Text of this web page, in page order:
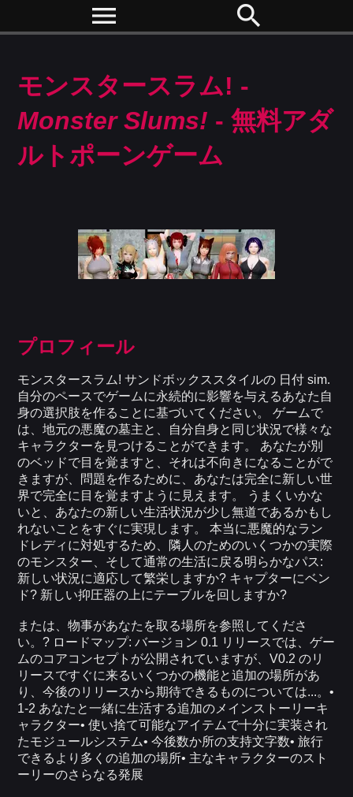
menu search
モンスタースラム! -
Monster Slums! - 無料アダ
ルトポーンゲーム
プロフィール
モンスタースラム! サンドボックススタイルの 日付 sim.
自分のペースでゲームに永続的に影響を与えるあなた自
身の選択肢を作ることに基づいてください。 ゲームで
は、地元の悪魔の墓主と、自分自身と同じ状況で様々な
キャラクターを見つけることができます。 あなたが別
のベッドで目を覚ますと、それは不向きになることがで
きますが、問題を作るために、あなたは完全に新しい世
界で完全に目を覚ますように見えます。 うまくいかな
いと、あなたの新しい生活状況が少し無道であるかもし
れないことをすぐに実現します。 本当に悪魔的なラン
ドレディに対処するため、隣人のためのいくつかの実際
のモンスター、そして通常の生活に戻る明らかなパス:
新しい状況に適応して繁栄しますか? キャプターにベン
ド? 新しい抑圧器の上にテーブルを回しますか?
または、物事があなたを取る場所を参照してくださ
い。? ロードマップ: バージョン 0.1 リリースでは、ゲー
ムのコアコンセプトが公開されていますが、V0.2 のリ
リースですぐに来るいくつかの機能と追加の場所があ
り、今後のリリースから期待できるものについては...。•
1-2 あなたと一緒に生活する追加のメインストーリーキ
ャラクター• 使い捨て可能なアイテムで十分に実装され
たモジュールシステム• 今後数か所の支持文字数• 旅行
できるより多くの追加の場所• 主なキャラクターのスト
ーリーのさらなる発展